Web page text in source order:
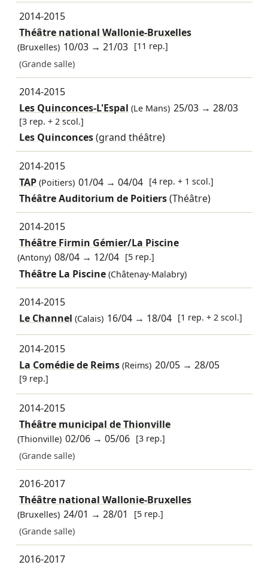
2014-2015
Théâtre national Wallonie-Bruxelles
(Bruxelles) 10/03 →21/03 [11 rep.]
(Grande salle)
2014-2015
Les Quinconces-L'Espal (Le Mans) 25/03 →28/03
[3 rep. + 2 scol.]
Les Quinconces(grand théâtre)
2014-2015
TAP(Poitiers) 01/04 →04/04 [4 rep. + 1 scol.]
Théâtre Auditorium de Poitiers(Théâtre)
2014-2015
Théâtre Firmin Gémier/La Piscine
(Antony) 08/04 → 12/04 [5 rep.]
Théâtre La Piscine (Châtenay-Malabry)
2014-2015
Le Channel (Calais) 16/04 → 18/04 [1 rep. + 2 scol.]
2014-2015
La Comédie de Reims(Reims) 20/05 →28/05
[9 rep.]
2014-2015
Théâtre municipal de Thionville
(Thionville) 02/06 →05/06 [3 rep.]
(Grande salle)
2016-2017
Théâtre national Wallonie-Bruxelles
(Bruxelles) 24/01 →28/01
[5 rep.]
(Grande salle)
2016-2017